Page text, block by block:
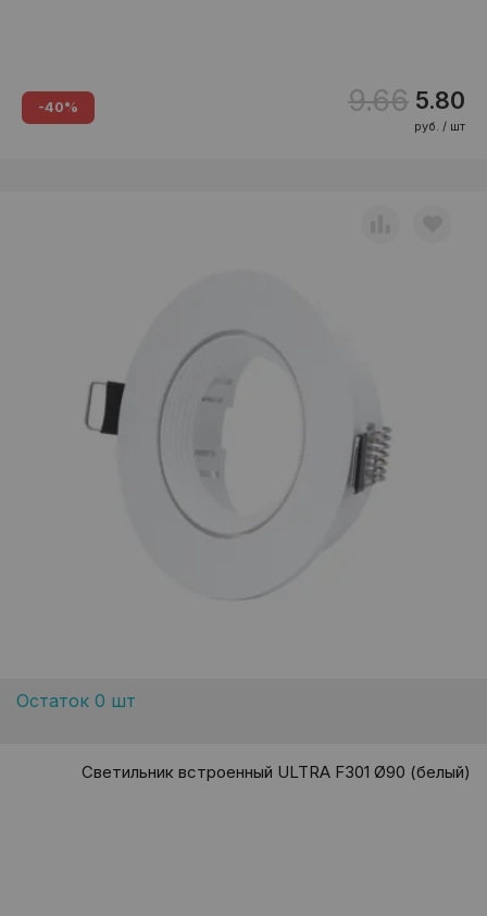
-40% 9.66 5.80
руб. / шт
Остаток 0 шт
Светильник встроенный ULTRA F301 Ø90 (белый)